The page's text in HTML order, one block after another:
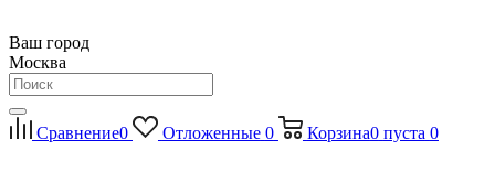
Ваш город
Москва
Сравнение0 Отложенные 0 Корзина0 пуста 0